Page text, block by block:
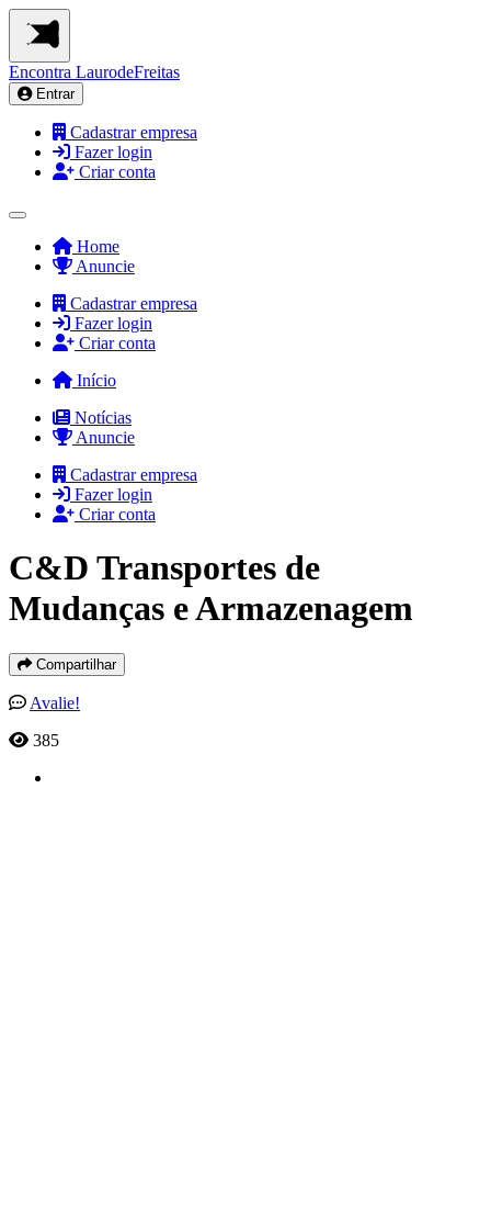
Encontra LaurodeFreitas
Entrar
Cadastrar empresa
Fazer login
Criar conta
Home
Anuncie
Cadastrar empresa
Fazer login
Criar conta
Início
Notícias
Anuncie
Cadastrar empresa
Fazer login
Criar conta
C&D Transportes de
Mudanças e Armazenagem
Compartilhar
Avalie!
385